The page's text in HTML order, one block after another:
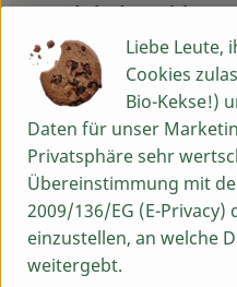
Produktdatenblatt
Herkunft
Hersteller: PVL
Deutschland
PRIMAVERA
Liebe Leute,
Cookies
Bio-Kekse!)
Daten für unser
Privatsphäre sehr
Übereinstimmung mit
2009/136/EG (E-
einzustellen, an welche
weitergebt.